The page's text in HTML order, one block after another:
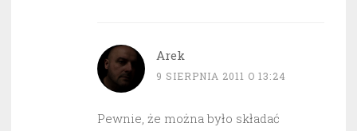
Arek
9 SIERPNIA 2011 O 13:24
Pewnie, że można było składać